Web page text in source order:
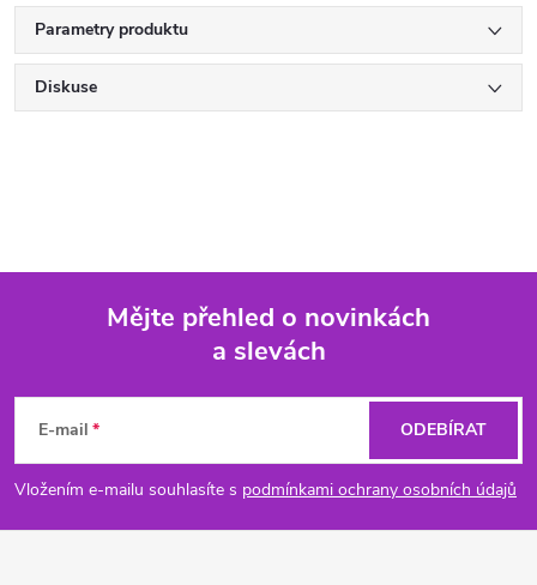
Parametry produktu
Diskuse
p
a
Mějte přehled o novinkách
a slevách
E-mail
Vložením e-mailu souhlasíte s podmínkami ochrany osobních údajů
ODEBÍRAT